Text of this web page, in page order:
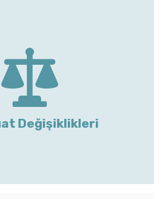
Değişiklikleri